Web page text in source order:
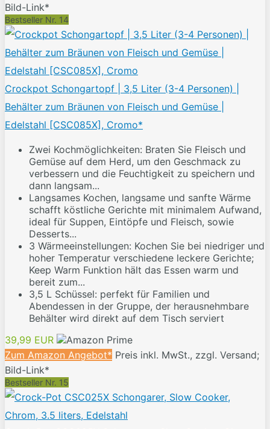
Bild-Link*
Bestseller Nr. 14
Crockpot Schongartopf | 3,5 Liter (3-4 Personen) |
Behälter zum Bräunen von Fleisch und Gemüse |
Edelstahl [CSC085X], Cromo*
Zwei Kochmöglichkeiten: Braten Sie Fleisch und
Gemüse auf dem Herd, um den Geschmack zu
verbessern und die Feuchtigkeit zu speichern und
dann langsam...
Langsames Kochen, langsame und sanfte Wärme
schafft köstliche Gerichte mit minimalem Aufwand,
ideal für Suppen, Eintöpfe und Fleisch, sowie
Desserts...
3 Wärmeeinstellungen: Kochen Sie bei niedriger und
hoher Temperatur verschiedene leckere Gerichte;
Keep Warm Funktion hält das Essen warm und
bereit zum...
3,5 L Schüssel: perfekt für Familien und
Abendessen in der Gruppe, der herausnehmbare
Behälter wird direkt auf dem Tisch serviert
39,99 EUR
Zum Amazon Angebot* Preis inkl. MwSt., zzgl. Versand;
Bild-Link*
Bestseller Nr. 15